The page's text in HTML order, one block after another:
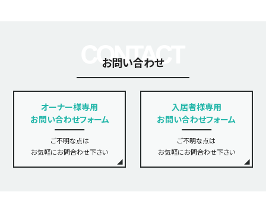
お問い合わせ
オーナー様専用
お問い合わせフォーム
ご不明な点は
お気軽にお問合わせ下さい
入居者様専用
お問い合わせフォーム
ご不明な点は
お気軽にお問合わせ下さい